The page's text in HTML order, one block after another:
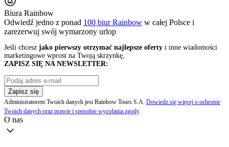
Biura Rainbow
Odwiedź jedno z ponad 100 biur Rainbow w całej Polsce i
zarezerwuj swój wymarzony urlop
Jeśli chcesz jako pierwszy otrzymać najlepsze oferty i inne wiadomości
marketingowe wprost na Twoją skrzynkę,
ZAPISZ SIĘ NA NEWSLETTER:
Zapisz się
Administratorem Twoich danych jest Rainbow Tours S.A. Dowiedz się więcej o ochronie
Twoich danych oraz prawie i sposobie wycofania zgody.
O nas